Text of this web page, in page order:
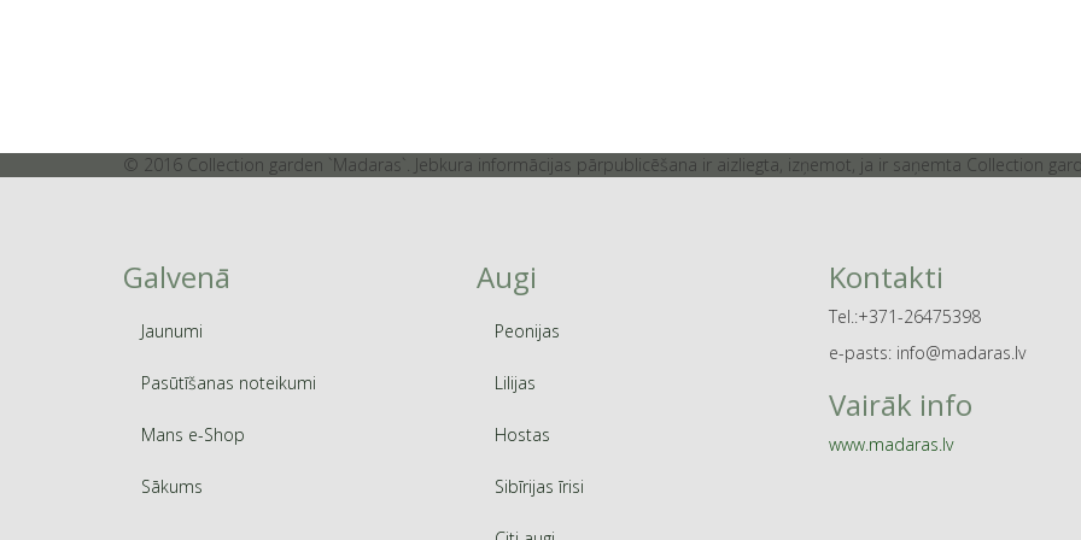
© 2016 Collection garden `Madaras`. Jebkura informācijas pārpublicēšana ir aizliegta, izņemot, ja ir saņemta Collection
Galvenā
Jaunumi
Pasūtīšanas noteikumi
Mans e-Shop
Sākums
Augi
Peonijas
Lilijas
Hostas
Sibīrijas īrisi
Kontakti
Tel.:+371-26475398
e-pasts: info@madaras.lv
Vairāk info
www.madaras.lv